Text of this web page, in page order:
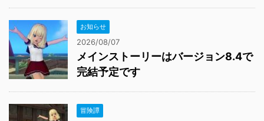
お知らせ
2026/08/07
メインストーリーはバージョン8.4で
完結予定です
冒険譚